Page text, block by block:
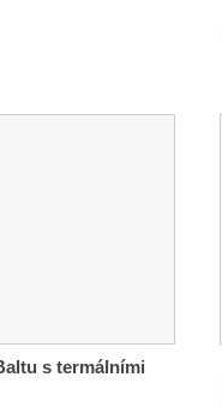
s termálními